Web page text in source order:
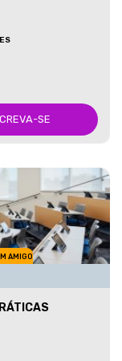
SE
AMIGO